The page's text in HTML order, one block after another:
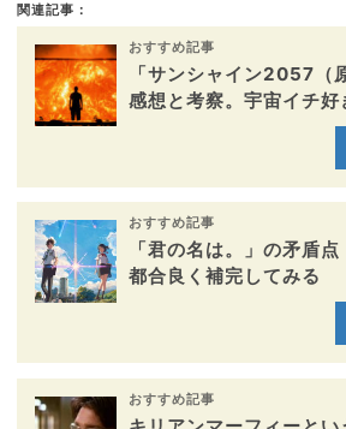
関連記事：
おすすめ記事
「サンシャイン2057（
感想と考察。宇宙イチ好
おすすめ記事
「君の名は。」の矛盾
都合良く補完してみる
おすすめ記事